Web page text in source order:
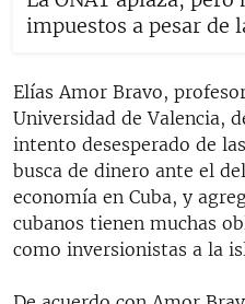
impuestos a pesar de
Elías Amor Bravo,
Universidad de Valencia,
intento desesperado de
busca de dinero ante el
economía en Cuba, y
cubanos tienen muchas
como inversionistas a la